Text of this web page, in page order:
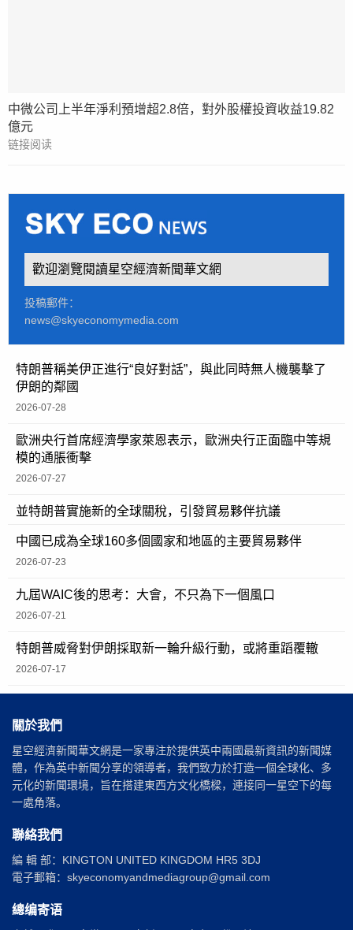
中微公司上半年淨利預增超2.8倍，對外股權投資收益19.82
億元
链接阅读
歡迎瀏覽閱讀星空經濟新聞華文網
投稿郵件：
news@skyeconomymedia.com
特朗普稱美伊正進行“良好對話”，與此同時無人機襲擊了
伊朗的鄰國
2026-07-28
歐洲央行首席經濟學家萊恩表示，歐洲央行正面臨中等規
模的通脹衝擊
2026-07-27
並特朗普實施新的全球關稅，引發貿易夥伴抗議
中國已成為全球160多個國家和地區的主要貿易夥伴
2026-07-23
九屆WAIC後的思考：大會，不只為下一個風口
2026-07-21
特朗普威脅對伊朗採取新一輪升級行動，或將重蹈覆轍
2026-07-17
關於我們
星空經濟新聞華文網是一家專注於提供英中兩國最新資訊的新聞媒
體，作為英中新聞分享的領導者，我們致力於打造一個全球化、多
元化的新聞環境，旨在搭建東西方文化橋樑，連接同一星空下的每
一處角落。
聯絡我們
編 輯 部：KINGTON UNITED KINGDOM HR5 3DJ
電子郵箱：skyeconomyandmediagroup@gmail.com
總编寄语